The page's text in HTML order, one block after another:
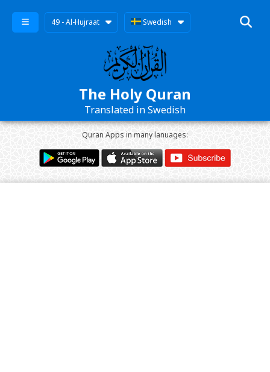
49 - Al-Hujraat Swedish
The Holy Quran
Translated in Swedish
Quran Apps in many lanuages: